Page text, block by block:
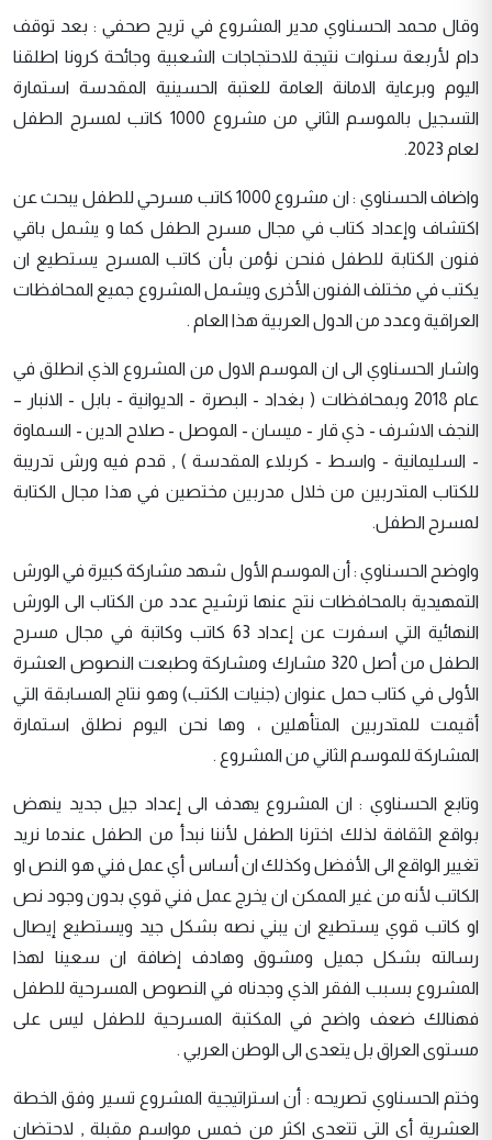
وقال محمد الحسناوي مدير المشروع في تريح صحفي : بعد توقف
دام لأربعة سنوات نتيجة للاحتجاجات الشعبية وجائحة كرونا اطلقنا
اليوم وبرعاية الامانة العامة للعتبة الحسينية المقدسة استمارة
التسجيل بالموسم الثاني من مشروع 1000 كاتب لمسرح الطفل
لعام 2023.
واضاف الحسناوي : ان مشروع 1000 كاتب مسرحي للطفل يبحث عن
اكتشاف وإعداد كتاب في مجال مسرح الطفل كما و يشمل باقي
فنون الكتابة للطفل فنحن نؤمن بأن كاتب المسرح يستطيع ان
يكتب في مختلف الفنون الأخرى ويشمل المشروع جميع المحافظات
العراقية وعدد من الدول العربية هذا العام .
واشار الحسناوي الى ان الموسم الاول من المشروع الذي انطلق في
عام 2018 وبمحافظات ( بغداد - البصرة - الديوانية - بابل - الانبار –
النجف الاشرف - ذي قار - ميسان - الموصل - صلاح الدين - السماوة
- السليمانية - واسط - كربلاء المقدسة ) , قدم فيه ورش تدريبة
للكتاب المتدربين من خلال مدربين مختصين في هذا مجال الكتابة
لمسرح الطفل.
واوضح الحسناوي : أن الموسم الأول شهد مشاركة كبيرة في الورش
التمهيدية بالمحافظات نتج عنها ترشيح عدد من الكتاب الى الورش
النهائية التي اسفرت عن إعداد 63 كاتب وكاتبة في مجال مسرح
الطفل من أصل 320 مشارك ومشاركة وطبعت النصوص العشرة
الأولى في كتاب حمل عنوان (جنيات الكتب) وهو نتاج المسابقة التي
أقيمت للمتدربين المتأهلين ، وها نحن اليوم نطلق استمارة
المشاركة للموسم الثاني من المشروع .
وتابع الحسناوي : ان المشروع يهدف الى إعداد جيل جديد ينهض
بواقع الثقافة لذلك اخترنا الطفل لأننا نبدأ من الطفل عندما نريد
تغيير الواقع الى الأفضل وكذلك ان أساس أي عمل فني هو النص او
الكاتب لأنه من غير الممكن ان يخرج عمل فني قوي بدون وجود نص
او كاتب قوي يستطيع ان يبني نصه بشكل جيد ويستطيع إيصال
رسالته بشكل جميل ومشوق وهادف إضافة ان سعينا لهذا
المشروع بسبب الفقر الذي وجدناه في النصوص المسرحية للطفل
فهنالك ضعف واضح في المكتبة المسرحية للطفل ليس على
مستوى العراق بل يتعدى الى الوطن العربي .
وختم الحسناوي تصريحه : أن استراتيجية المشروع تسير وفق الخطة
العشرية أي التي تتعدى اكثر من خمس مواسم مقبلة , لاحتضان